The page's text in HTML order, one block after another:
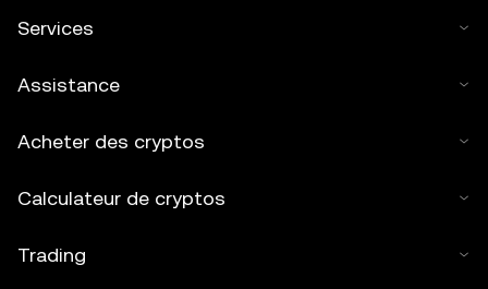
Services
Assistance
Acheter des cryptos
Calculateur de cryptos
Trading